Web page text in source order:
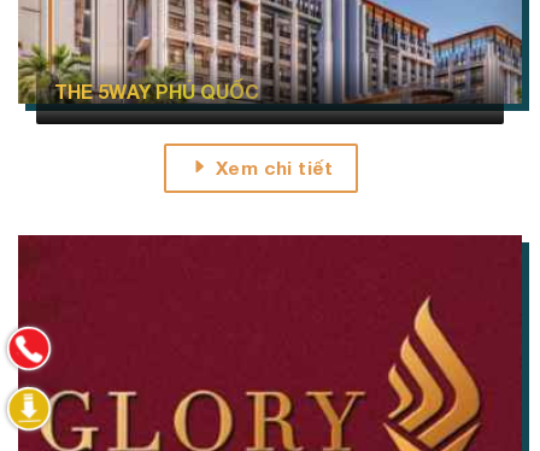
THE 5WAY PHÚ QUỐC
Xem chi tiết